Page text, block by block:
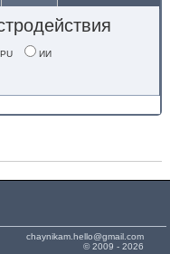
ИИ
chaynikam.hello@gmail.com
© 2009 - 2026